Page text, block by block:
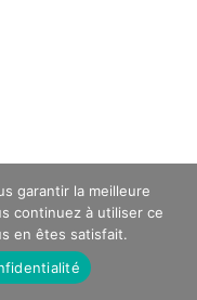
garantir la meilleure
continuez à utiliser ce
en êtes satisfait.